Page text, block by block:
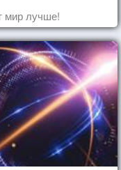
мир лучше!